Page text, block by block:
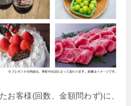
お客様(回数、金額問わず)に、